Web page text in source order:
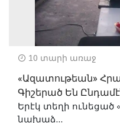
10 տարի առաջ
«Ազատութեան»
Գիշերած Են
Երէկ տեղի
նախաձ...